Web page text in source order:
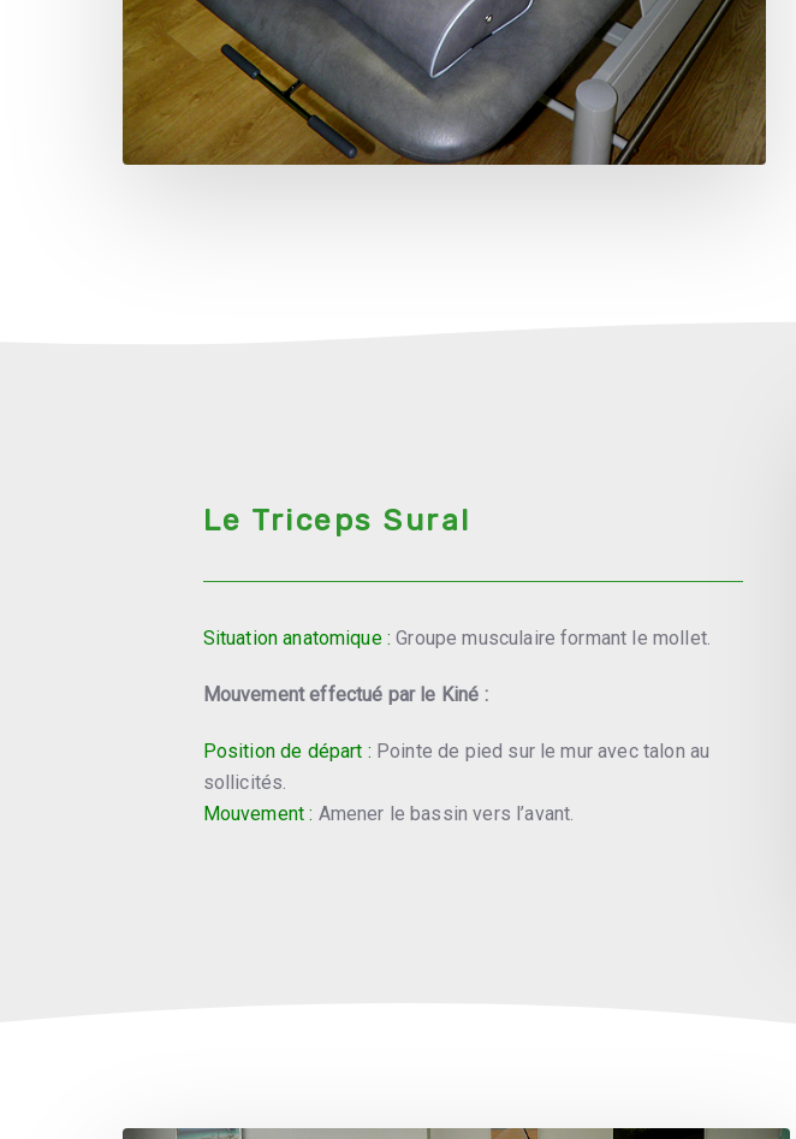
Le Triceps Sural
Situation anatomique : Groupe musculaire formant le mollet.
Mouvement effectué par le Kiné :
Position de départ : Pointe de pied sur le mur avec talon au
sollicités.
Mouvement : Amener le bassin vers l’avant.